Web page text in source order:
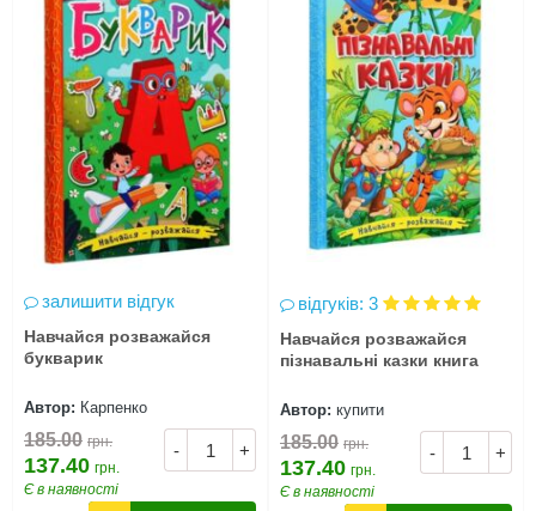
залишити відгук
Навчайся розважайся
букварик
Автор: Карпенко
- +
185.00 грн.
137.40 грн.
Є в наявності
відгуків: 3
Навчайся розважайся
пізнавальні казки книга
Автор: купити
- +
185.00 грн.
137.40 грн.
Є в наявності